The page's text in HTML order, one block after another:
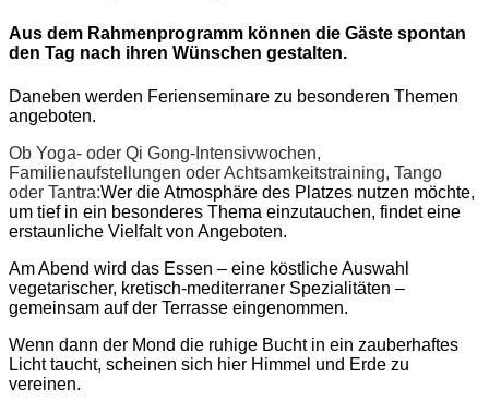
Aus dem Rahmenprogramm können die Gäste spontan
den Tag nach ihren Wünschen gestalten.
Daneben werden Ferienseminare zu besonderen Themen
angeboten.
Ob Yoga- oder Qi Gong-Intensivwochen,
Familienaufstellungen oder Achtsamkeitstraining, Tango
oder Tantra:Wer die Atmosphäre des Platzes nutzen möchte,
um tief in ein besonderes Thema einzutauchen, findet eine
erstaunliche Vielfalt von Angeboten.
Am Abend wird das Essen – eine köstliche Auswahl
vegetarischer, kretisch-mediterraner Spezialitäten –
gemeinsam auf der Terrasse eingenommen.
Wenn dann der Mond die ruhige Bucht in ein zauberhaftes
Licht taucht, scheinen sich hier Himmel und Erde zu
vereinen.